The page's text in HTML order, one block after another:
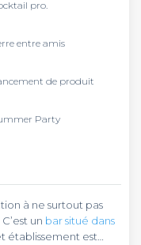
pro.
entre amis
de produit
Party
à ne surtout pas
un bar situé dans
établissement est